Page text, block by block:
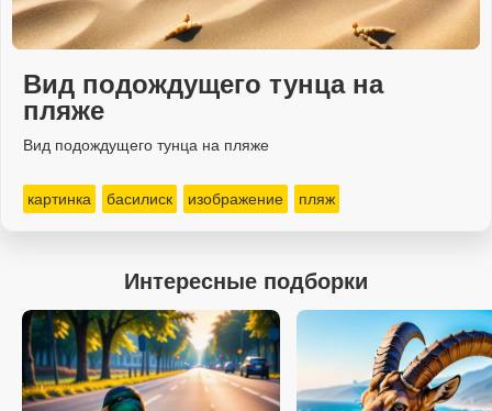
Вид подождущего тунца на
пляже
Вид подождущего тунца на пляже
картинка басилиск изображение пляж
Интересные подборки